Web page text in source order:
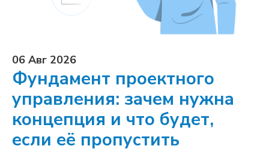
06 Авг 2026
Фундамент проектного
управления: зачем нужна
концепция и что будет,
если её пропустить